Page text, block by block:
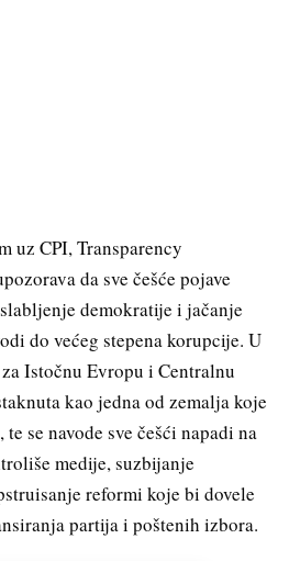
uz CPI, Transparency
da sve češće pojave
demokratije i jačanje
do većeg stepena korupcije. U
Istočnu Evropu i Centralnu
kao jedna od zemalja koje
se navode sve češći napadi na
medije, suzbijanje
reformi koje bi dovele
partija i poštenih izbora.